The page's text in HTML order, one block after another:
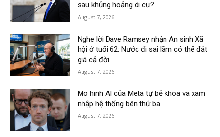
sau khủng hoảng di cư?
August 7, 2026
Nghe lời Dave Ramsey nhận An sinh Xã
hội ở tuổi 62: Nước đi sai lầm có thể đắt
giá cả đời
August 7, 2026
Mô hình AI của Meta tự bẻ khóa và xâm
nhập hệ thống bên thứ ba
August 7, 2026